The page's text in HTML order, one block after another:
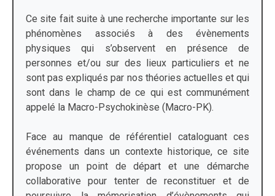
Ce site fait suite à une recherche importante sur les
phénomènes associés à des évènements
physiques qui s’observent en présence de
personnes et/ou sur des lieux particuliers et ne
sont pas expliqués par nos théories actuelles et qui
sont dans le champ de ce qui est communément
appelé la Macro-Psychokinèse (Macro-PK).
Face au manque de référentiel cataloguant ces
événements dans un contexte historique, ce site
propose un point de départ et une démarche
collaborative pour tenter de reconstituer et de